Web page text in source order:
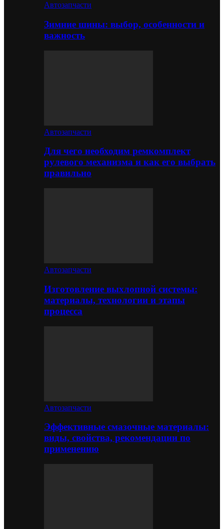
Автозапчасти
Зимние шины: выбор, особенности и
важность
Автозапчасти
Для чего необходим ремкомплект
рулевого механизма и как его выбрать
правильно
Автозапчасти
Изготовление выхлопной системы:
материалы, технологии и этапы
процесса
Автозапчасти
Эффективные смазочные материалы:
виды, свойства, рекомендации по
применению